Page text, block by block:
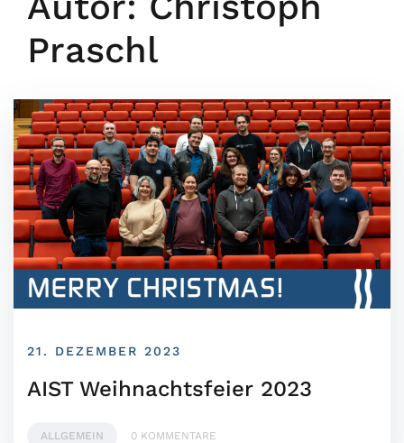
Praschl
21. DEZEMBER 2023
AIST Weihnachtsfeier 2023
ALLGEMEIN 0 KOMMENTARE